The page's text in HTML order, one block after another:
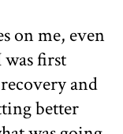
on me, even
was first
and
better